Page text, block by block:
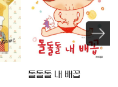
돌돌돌 내 배꼽